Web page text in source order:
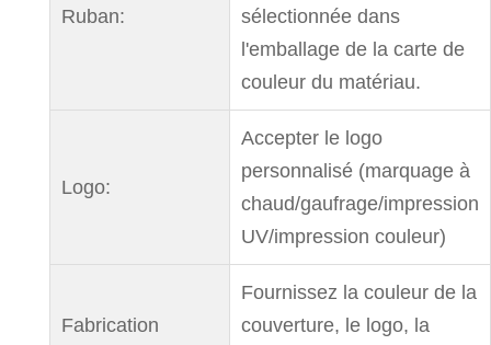
Ruban:
sélectionnée dans
l'emballage de la carte de
couleur du matériau.
Logo:
Accepter le logo
personnalisé (marquage à
chaud/gaufrage/impression
UV/impression couleur)
Fabrication
Fournissez la couleur de la
couverture, le logo, la